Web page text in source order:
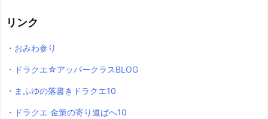
リンク
・おみわ参り
・ドラクエ☆アッパークラスBLOG
・まふゆの落書きドラクエ10
・ドラクエ 金策の寄り道ぱへ10